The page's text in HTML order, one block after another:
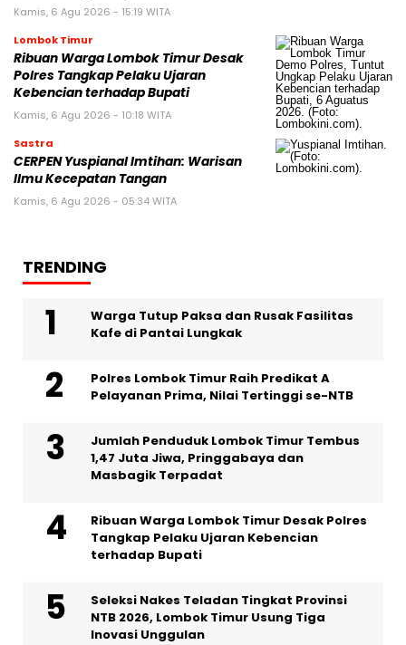
Kamis, 6 Agu 2026 - 15:19 WITA
Lombok Timur
Ribuan Warga Lombok Timur Desak
Polres Tangkap Pelaku Ujaran
Kebencian terhadap Bupati
Kamis, 6 Agu 2026 - 10:18 WITA
Sastra
CERPEN Yuspianal Imtihan: Warisan
Ilmu Kecepatan Tangan
Kamis, 6 Agu 2026 - 05:34 WITA
TRENDING
Warga Tutup Paksa dan Rusak Fasilitas
Kafe di Pantai Lungkak
Polres Lombok Timur Raih Predikat A
Pelayanan Prima, Nilai Tertinggi se-NTB
Jumlah Penduduk Lombok Timur Tembus
1,47 Juta Jiwa, Pringgabaya dan
Masbagik Terpadat
Ribuan Warga Lombok Timur Desak Polres
Tangkap Pelaku Ujaran Kebencian
terhadap Bupati
Seleksi Nakes Teladan Tingkat Provinsi
NTB 2026, Lombok Timur Usung Tiga
Inovasi Unggulan